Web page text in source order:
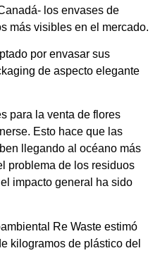
los envases de
más visibles en el mercado.
por envasar sus
de aspecto elegante
para la venta de flores
Esto hace que las
llegando al océano más
problema de los residuos
impacto general ha sido
Re Waste estimó
kilogramos de plástico del